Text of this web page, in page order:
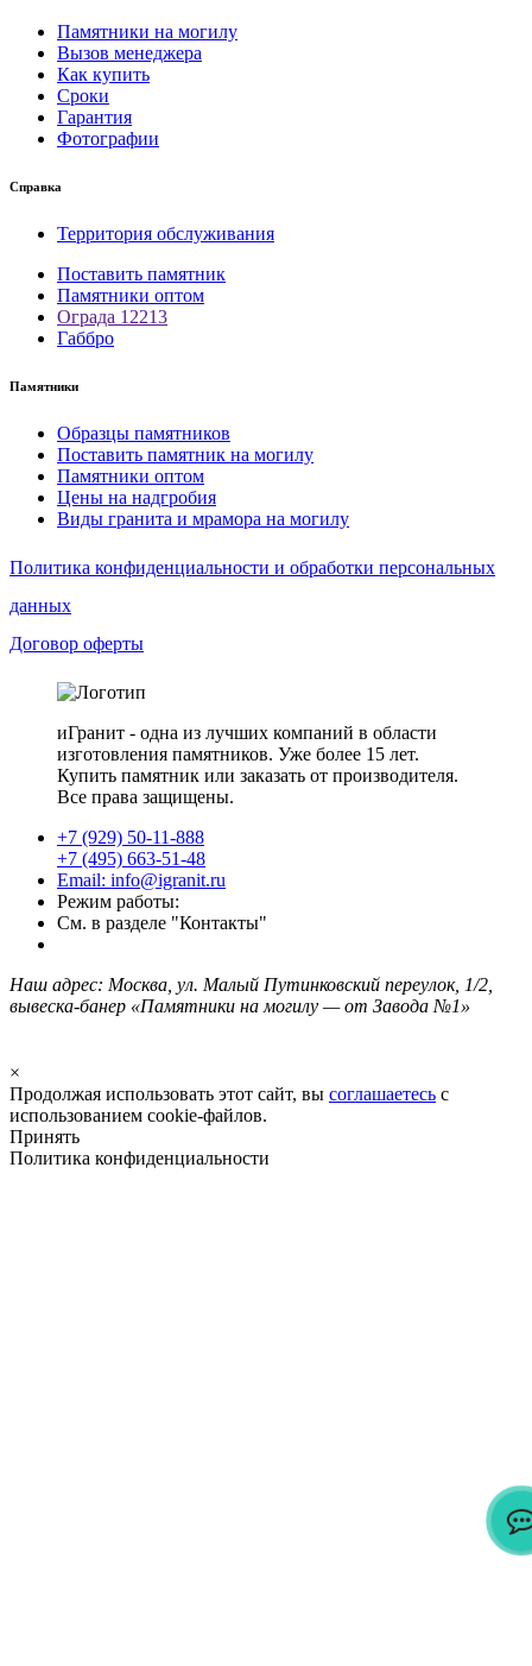
Памятники на могилу
Вызов менеджера
Как купить
Сроки
Гарантия
Фотографии
Справка
Территория обслуживания
Поставить памятник
Памятники оптом
Ограда 12213
Габбро
Памятники
Образцы памятников
Поставить памятник на могилу
Памятники оптом
Цены на надгробия
Виды гранита и мрамора на могилу
Политика конфиденциальности и обработки персональных
данных
Договор оферты
иГранит - одна из лучших компаний в области
изготовления памятников. Уже более 15 лет.
Купить памятник или заказать от производителя.
Все права защищены.
+7 (929) 50-11-888
+7 (495) 663-51-48
Email: info@igranit.ru
Режим работы:
См. в разделе "Контакты"
Наш адрес: Москва, ул. Малый Путинковский переулок, 1/2,
вывеска-банер «Памятники на могилу — от Завода №1»
×
Продолжая использовать этот сайт, вы соглашаетесь с
использованием cookie-файлов.
Принять
Политика конфиденциальности